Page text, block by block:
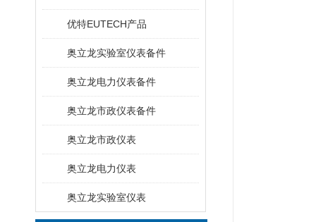
优特EUTECH产品
奥立龙实验室仪表备件
奥立龙电力仪表备件
奥立龙市政仪表备件
奥立龙市政仪表
奥立龙电力仪表
奥立龙实验室仪表